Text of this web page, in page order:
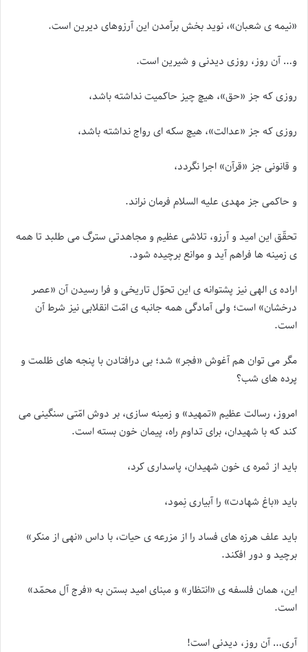
«نیمه ی شعبان»، نوید بخش برآمدن این آرزوهای دیرین است.
و… آن روز، روزی دیدنی و شیرین است.
روزی که جز «حق»، هیچ چیز حاکمیت نداشته باشد،
روزی که جز «عدالت»، هیچ سکه ای رواج نداشته باشد،
و قانونی جز «قرآن» اجرا نگردد،
و حاکمی جز مهدی علیه السلام فرمان نراند.
تحقّق این امید و آرزو، تلاشی عظیم و مجاهدتی سترگ می طلبد تا همه
ی زمینه ها فراهم آید و موانع برچیده شود.
اراده ی الهی نیز پشتوانه ی این تحوّل تاریخی و فرا رسیدن آن «عصر
درخشان» است؛ ولی آمادگی همه جانبه ی امّت انقلابی نیز شرط آن
است.
مگر می توان هم آغوش «فجر» شد؛ بی درافتادن با پنجه های ظلمت و
پرده های شب؟
امروز، رسالت عظیم «تمهید» و زمینه سازی، بر دوش امّتی سنگینی می
کند که با شهیدان، برای تداوم راه، پیمان خون بسته است.
باید از ثمره ی خون شهیدان، پاسداری کرد،
باید «باغ شهادت» را آبیاری نِمود،
باید علف هرزه های فساد را از مزرعه ی حیات، با داس «نهی از منکر»
برچید و دور افکند.
این، همان فلسفه ی «انتظار» و مبنای امید بستن به «فرج آل محمّد»
است.
آری… آن روز، دیدنی است!